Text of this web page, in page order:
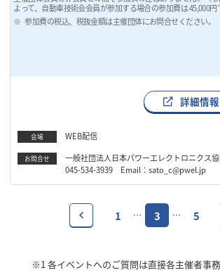
よって、自動車技術会会員が参加する場合の参加費は 45,000円
参加費の税込、税抜金額は主催団体にお問合せください。
詳細情報
会場 WEB配信
お問合せ
一般社団法人日本パワーエレクトロニク
045-534-3939 Email：sato_c@pwel.jp
1 … 3 … 5
※1各イベントへのご質問は直接各主催者事